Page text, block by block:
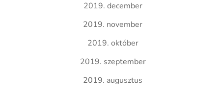
2019. december
2019. november
2019. október
2019. szeptember
2019. augusztus